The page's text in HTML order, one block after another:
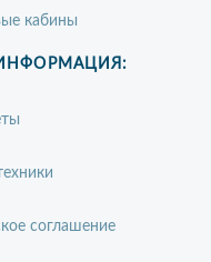
кабины
соглашение